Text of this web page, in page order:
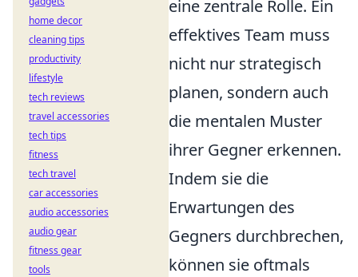
eine zentrale Rolle. Ein
effektives Team muss
nicht nur strategisch
planen, sondern auch
die mentalen Muster
ihrer Gegner erkennen.
Indem sie die
Erwartungen des
Gegners durchbrechen,
können sie oftmals
home decor
cleaning tips
productivity
lifestyle
tech reviews
travel accessories
tech tips
fitness
tech travel
car accessories
audio accessories
audio gear
fitness gear
tools